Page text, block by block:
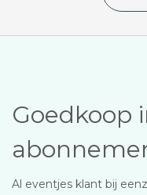
Goedkoop
Al eventjes klant bij